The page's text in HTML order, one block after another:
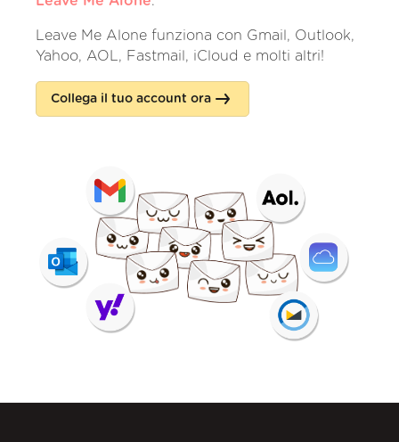
Leave Me Alone funziona con Gmail, Outlook,
Yahoo, AOL, Fastmail, iCloud e molti altri!
Collega il tuo account ora